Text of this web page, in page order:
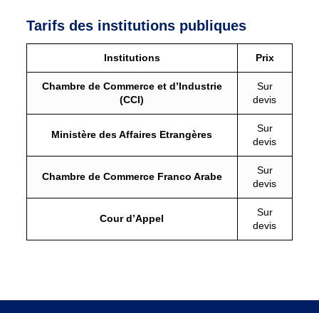
Tarifs des institutions publiques
Institutions Prix
Chambre de Commerce et d’Industrie
(CCI)
Sur
devis
Ministère des Affaires Etrangères
Sur
devis
Chambre de Commerce Franco Arabe
Sur
devis
Cour d’Appel
Sur
devis